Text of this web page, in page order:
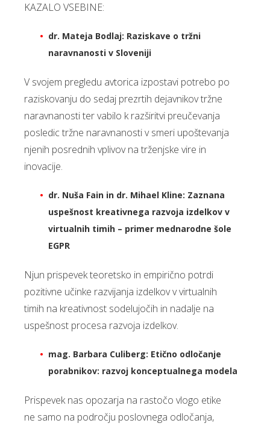
KAZALO VSEBINE:
dr. Mateja Bodlaj: Raziskave o tržni
naravnanosti v Sloveniji
V svojem pregledu avtorica izpostavi potrebo po
raziskovanju do sedaj prezrtih dejavnikov tržne
naravnanosti ter vabilo k razširitvi preučevanja
posledic tržne naravnanosti v smeri upoštevanja
njenih posrednih vplivov na trženjske vire in
inovacije.
dr. Nuša Fain in dr. Mihael Kline: Zaznana
uspešnost kreativnega razvoja izdelkov v
virtualnih timih – primer mednarodne šole
EGPR
Njun prispevek teoretsko in empirično potrdi
pozitivne učinke razvijanja izdelkov v virtualnih
timih na kreativnost sodelujočih in nadalje na
uspešnost procesa razvoja izdelkov.
mag. Barbara Culiberg: Etično odločanje
porabnikov: razvoj konceptualnega modela
Prispevek nas opozarja na rastočo vlogo etike
ne samo na področju poslovnega odločanja,